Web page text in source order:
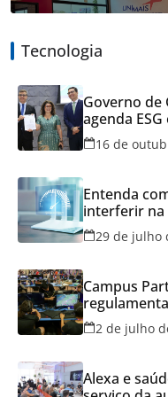
Tecnologia
Governo de
agenda
resultados
16 de
Entenda
interferir na
online
29 de julho
Campus
artificial
2 de julho
Alexa e